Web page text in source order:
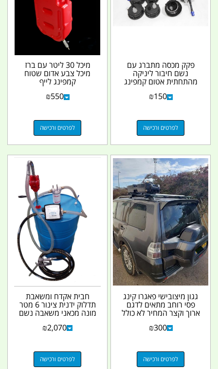
פקק מכסה מתברג עם
נשם חיבור ליניקה
מהתחתית אטום קמפינג
לייף ייצור לתעשיה
₪150
לפרטים ורכישה
מיכל 30 ליטר עם ברז
מיכל צבע אדום שטוח
קמפינג לייף
₪550
לפרטים ורכישה
גגון מיצובישי פאגרו קינג
פסי רוחב מתאים לדגם
ארוך וקצר המחיר לא כולל
₪300
לפרטים ורכישה
חבית אקדח ומשאבת
תדלוק ידנית צינור 6 מטר
מונה מכאני משאבה נשם
₪2,070
לפרטים ורכישה